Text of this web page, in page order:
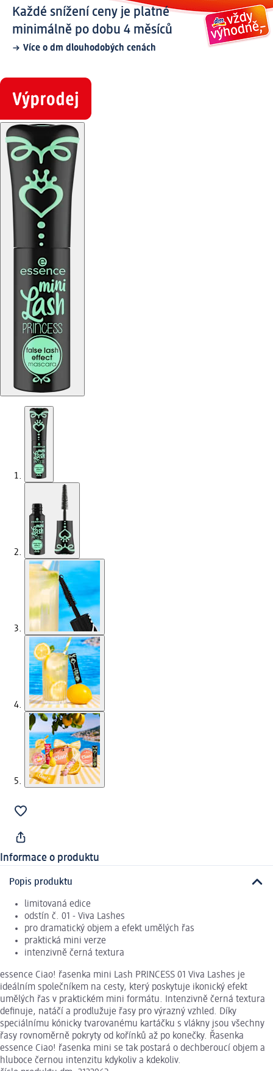
Každé snížení ceny je platné
minimálně po dobu 4 měsíců
Více o dm dlouhodobých cenách
Informace o produktu
Popis produktu
limitovaná edice
odstín č. 01 - Viva Lashes
pro dramatický objem a efekt umělých řas
praktická mini verze
intenzivně černá textura
essence Ciao! řasenka mini Lash PRINCESS 01 Viva Lashes je
ideálním společníkem na cesty, který poskytuje ikonický efekt
umělých řas v praktickém mini formátu. Intenzivně černá textura
definuje, natáčí a prodlužuje řasy pro výrazný vzhled. Díky
speciálnímu kónicky tvarovanému kartáčku s vlákny jsou všechny
řasy rovnoměrně pokryty od kořínků až po konečky. Řasenka
essence Ciao! řasenka mini se tak postará o dechberoucí objem a
hluboce černou intenzitu kdykoliv a kdekoliv.